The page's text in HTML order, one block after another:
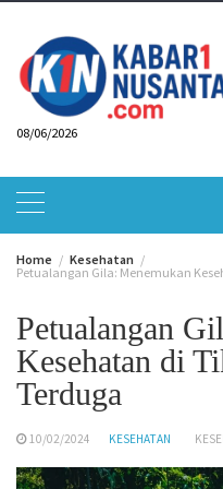
content
08/06/2026
Home
Kesehatan
Petualangan Gila: Menemukan
Petualangan
Kesehatan di
Terduga
10/02/2024 KESEHATAN